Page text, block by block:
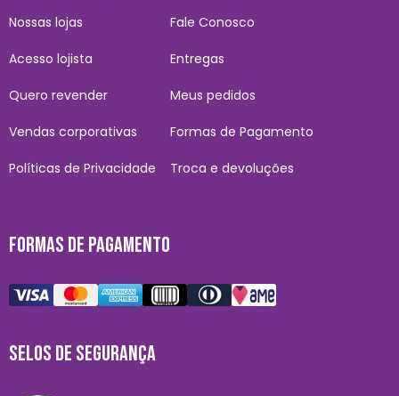
Nossas lojas
Acesso lojista
Quero revender
Vendas corporativas
Políticas de Privacidade
Fale Conosco
Entregas
Meus pedidos
Formas de Pagamento
Troca e devoluções
FORMAS DE PAGAMENTO
SELOS DE SEGURANÇA